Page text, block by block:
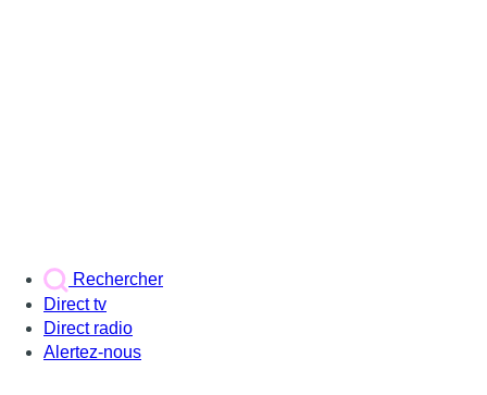
Rechercher
Direct tv
Direct radio
Alertez-nous